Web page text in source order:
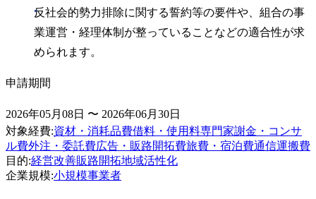
反社会的勢力排除に関する誓約等の要件や、組合の事
業運営・経理体制が整っていることなどの適合性が求
められます。
申請期間
2026年05月08日 〜 2026年06月30日
対象経費:資材・消耗品費借料・使用料専門家謝金・コンサ
ル費外注・委託費広告・販路開拓費旅費・宿泊費通信運搬費
目的:経営改善販路開拓地域活性化
企業規模:小規模事業者